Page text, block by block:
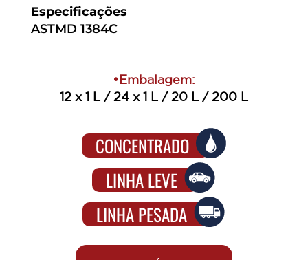
Especificações
ASTMD 1384C
•Embalagem:
12 x 1 L / 24 x 1 L / 20 L / 200 L
CONCENTRADO
LINHA LEVE
LINHA PESADA